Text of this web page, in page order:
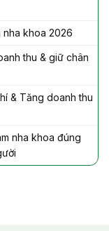
khoa 2026
thu & giữ chân
& Tăng doanh thu
nha khoa đúng